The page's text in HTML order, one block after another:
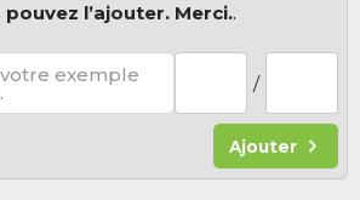
pouvez l’ajouter. Merci..
exemple /
Ajouter